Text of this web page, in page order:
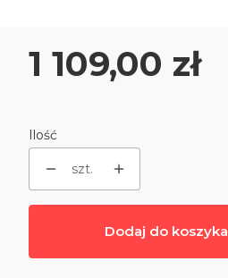
Cena
1 109,00 zł
Ilość
szt.
Dodaj do koszyka